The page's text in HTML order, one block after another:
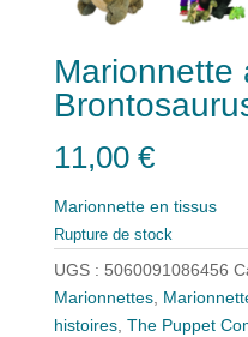
Marionnette
11,00 €
Marionnette en tissus
Rupture de stock
UGS : 5060091086456
Marionnettes,
histoires, The Puppet